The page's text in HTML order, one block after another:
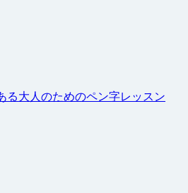
る大人のためのペン字レッスン